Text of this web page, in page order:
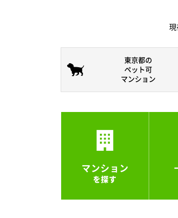
東京都の
ペット可
マンション
マンション
を探す